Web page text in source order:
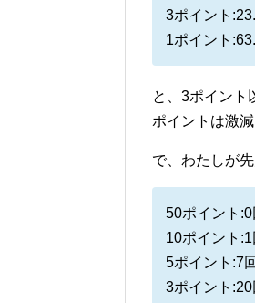
3ポイント
1ポイント
と、3ポイント
ポイントは激
で、わたしが
50ポイント:0
10ポイント:1
5ポイント:7
3ポイント:20